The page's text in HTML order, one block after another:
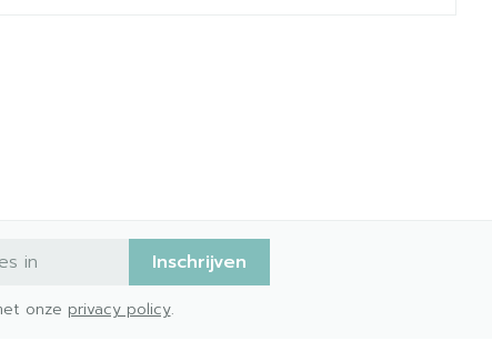
Inschrijven
onze privacy policy.